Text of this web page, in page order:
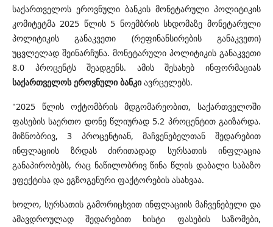
საქართველოს ეროვნული ბანკის მონეტარული პოლიტიკის
კომიტეტმა 2025 წლის 5 ნოემბრის სხდომაზე მონეტარული
პოლიტიკის განაკვეთი (რეფინანსირების განაკვეთი)
უცვლელად შეინარჩუნა. მონეტარული პოლიტიკის განაკვეთი
8.0 პროცენტს შეადგენს. ამის შესახებ ინფორმაციას
საქართველოს ეროვნული ბანკი ავრცელებს.
"2025 წლის ოქტომბრის მდგომარეობით, საქართველოში
ფასების საერთო დონე წლიურად 5.2 პროცენტით გაიზარდა.
მიზნობრივ, 3 პროცენტიან, მაჩვენებელთან შედარებით
ინფლაციის ზრდას ძირითადად სურსათის ინფლაცია
განაპირობებს, რაც ნაწილობრივ წინა წლის დაბალი საბაზო
ეფექტისა და ეგზოგენური ფაქტორების ასახვაა.
ხოლო, სურსათის გამორიცხვით ინფლაციის მაჩვენებელი და
ამავდროულად შედარებით ხისტი ფასების საზომები,